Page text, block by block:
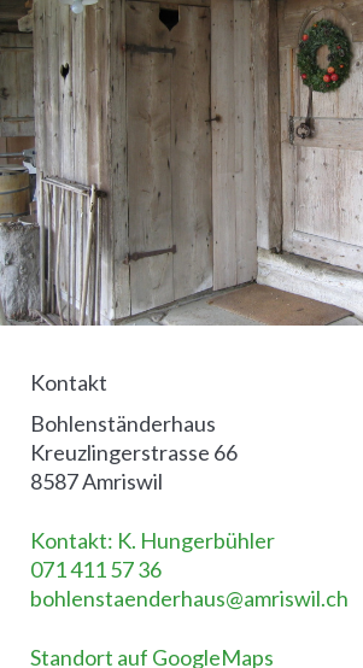
Kontakt
Bohlenständerhaus
Kreuzlingerstrasse 66
8587 Amriswil
Kontakt: K. Hungerbühler
071 411 57 36
bohlenstaenderhaus@amriswil.ch
Standort auf GoogleMaps